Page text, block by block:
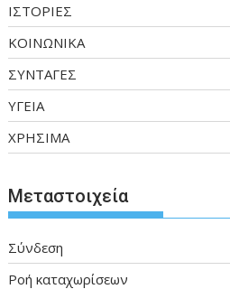
ΙΣΤΟΡΙΕΣ
ΚΟΙΝΩΝΙΚΑ
ΣΥΝΤΑΓΕΣ
ΥΓΕΙΑ
ΧΡΗΣΙΜΑ
Μεταστοιχεία
Σύνδεση
Ροή καταχωρίσεων